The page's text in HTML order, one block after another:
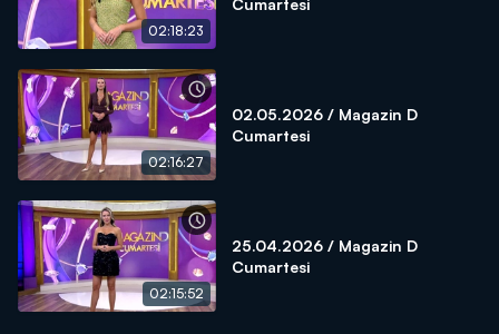
02:18:23
Cumartesi
02:16:27
02.05.2026 / Magazin D
Cumartesi
02:15:52
25.04.2026 / Magazin D
Cumartesi